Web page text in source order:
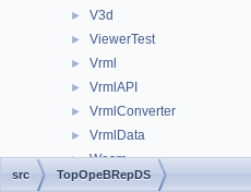
► V3d
► ViewerTest
► Vrml
► VrmlAPI
► VrmlConverter
► VrmlData
► Wasm
► WNT
src TopOpeBRepDS